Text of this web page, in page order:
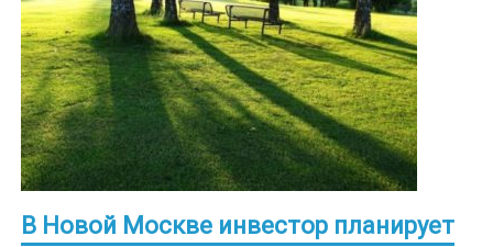
В Новой Москве инвестор планирует